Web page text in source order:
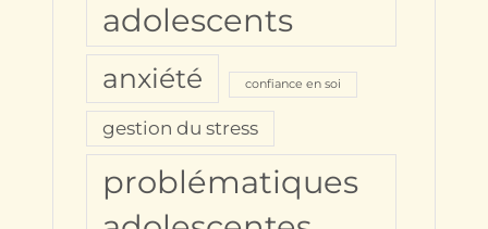
adolescents
anxiété confiance en soi
gestion du stress
problématiques